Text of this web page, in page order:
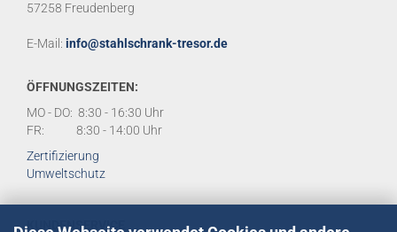
57258 Freudenberg
E-Mail: info@stahlschrank-tresor.de
ÖFFNUNGSZEITEN:
MO - DO: 8:30 - 16:30 Uhr
FR: 8:30 - 14:00 Uhr
Zertifizierung
Umweltschutz
KUNDENSERVICE